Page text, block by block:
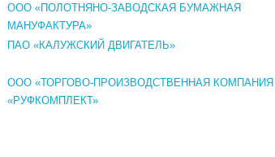
ООО «ПОЛОТНЯНО-ЗАВОДСКАЯ БУМАЖНАЯ
МАНУФАКТУРА»
ПАО «КАЛУЖСКИЙ ДВИГАТЕЛЬ»
ООО «ТОРГОВО-ПРОИЗВОДСТВЕННАЯ КОМПАНИЯ
«РУФКОМПЛЕКТ»